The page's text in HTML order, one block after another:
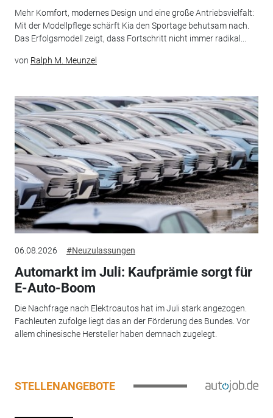
Mehr Komfort, modernes Design und eine große Antriebsvielfalt:
Mit der Modellpflege schärft Kia den Sportage behutsam nach.
Das Erfolgsmodell zeigt, dass Fortschritt nicht immer radikal...
von Ralph M. Meunzel
06.08.2026 #Neuzulassungen
Automarkt im Juli: Kaufprämie sorgt für
E-Auto-Boom
Die Nachfrage nach Elektroautos hat im Juli stark angezogen.
Fachleuten zufolge liegt das an der Förderung des Bundes. Vor
allem chinesische Hersteller haben demnach zugelegt.
STELLENANGEBOTE